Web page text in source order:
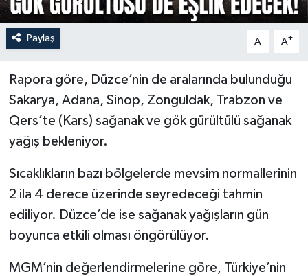
Paylaş A- A+
Rapora göre, Düzce’nin de aralarında bulunduğu
Sakarya, Adana, Sinop, Zonguldak, Trabzon ve
Qers’te (Kars) sağanak ve gök gürültülü sağanak
yağış bekleniyor.
Sıcaklıkların bazı bölgelerde mevsim normallerinin
2 ila 4 derece üzerinde seyredeceği tahmin
ediliyor. Düzce’de ise sağanak yağışların gün
boyunca etkili olması öngörülüyor.
MGM’nin değerlendirmelerine göre, Türkiye’nin